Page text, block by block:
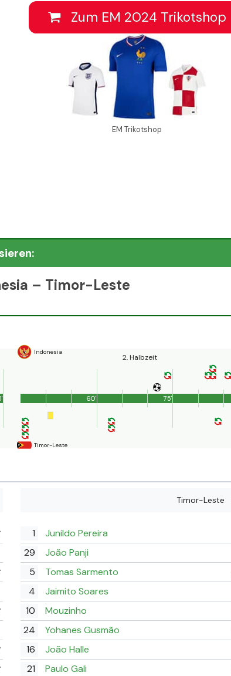
Zum EM 2024 Trikotshop
EM Trikotshop
– Timor-Leste
Indonesia
2. Halbzeit
Timor-Leste
60' 75'
Timor-Leste
1
Junildo Pereira
29
João Panji
5
Tomas Sarmento
4
Jaimito Soares
10
Mouzinho
24 Yohanes Gusmão
16
João Halle
21
Paulo Gali